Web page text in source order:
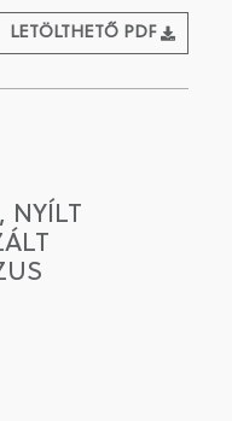
LETÖLTHETŐ PDF
NYÍLT